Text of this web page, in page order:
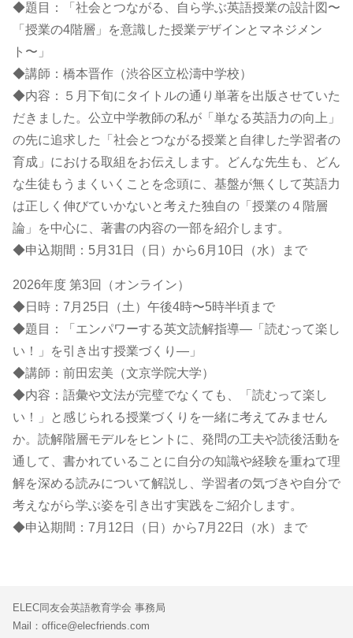
◆題目：「社会とつながる、自ら学ぶ英語授業の設計図〜
「授業の4階層」を意識した授業デザインとマネジメン
ト〜」
◆講師：橋本晋作（渋谷区立松濤中学校）
◆内容：５月下旬にタイトルの通り単著を出版させていた
だきました。公立中学教師の私が「単なる英語力の向上」
の先に追求した「社会とつながる授業と自律した学習者の
育成」における取組をお伝えします。どんな先生も、どん
な生徒もうまくいくことを念頭に、基盤が無くして英語力
は正しく伸びていかないと考えた独自の「授業の４階層
論」を中心に、著書の内容の一部を紹介します。
◆申込期間：5月31日（日）から6月10日（水）まで
2026年度 第3回（オンライン）
◆日時：7月25日（土）午後4時〜5時半頃まで
◆題目：「エンパワーする英文読解指導―「読むって楽し
い！」を引き出す授業づくり―」
◆講師：前田宏美（文京学院大学）
◆内容：語彙や文法が完璧でなくても、「読むって楽し
い！」と感じられる授業づくりを一緒に考えてみません
か。読解階層モデルをヒントに、発問の工夫や読後活動を
通して、書かれていることに自分の知識や経験を重ねて理
解を深める読みについて解説し、学習者の気づきや自分で
考えながら学ぶ姿を引き出す実践をご紹介します。
◆申込期間：7月12日（日）から7月22日（水）まで
ELEC同友会英語教育学会 事務局
Mail：office@elecfriends.com